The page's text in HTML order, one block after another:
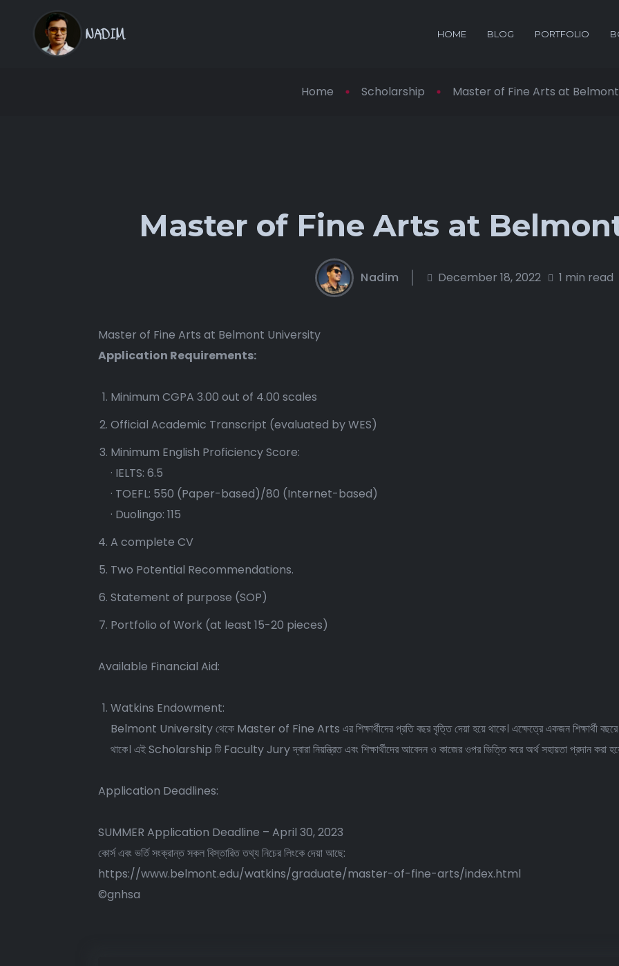
HOME BLOG PORTFOLIO
Home Scholarship Master of Fine Arts at Belmont
Master of Fine Arts at
Nadim December 18, 2022 1 min read
Master of Fine Arts at Belmont University
Application Requirements:
Minimum CGPA 3.00 out of 4.00 scales
Official Academic Transcript (evaluated by WES)
Minimum English Proficiency Score:
· IELTS: 6.5
· TOEFL: 550 (Paper-based)/80 (Internet-based)
· Duolingo: 115
A complete CV
Two Potential Recommendations.
Statement of purpose (SOP)
Portfolio of Work (at least 15-20 pieces)
Available Financial Aid:
Watkins Endowment:
Belmont University থেকে Master of Fine Arts এর শিক্ষার্থীদের প্রতি বছর বৃত্তি দেয়া হয়ে থাকে। এক্ষেত্রে একজন শিক্ষার্থী
থাকে। এই Scholarship টি Faculty Jury দ্বারা নিয়ন্ত্রিত এবং শিক্ষার্থীদের আবেদন ও কাজের ওপর ভিত্তি করে অর্থ সহায়তা প্রদান করা
Application Deadlines:
SUMMER Application Deadline – April 30, 2023
কোর্স এবং ভর্তি সংক্রান্ত সকল বিস্তারিত তথ্য নিচের লিংকে দেয়া আছে:
https://www.belmont.edu/watkins/graduate/master-of-fine-arts/index.html
©️gnhsa